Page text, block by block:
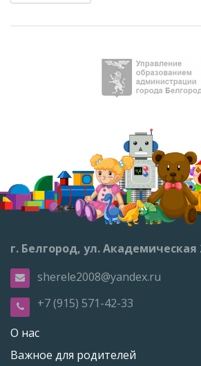
г. Белгород, ул. Академическая
sherele2008@yandex.ru
+7 (915) 571-42-33
О нас
Важное для родителей